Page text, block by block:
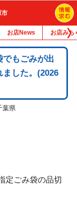
市
お店News お店みち
でもごみが出
した。(2026
葉県
定ごみ袋の品切